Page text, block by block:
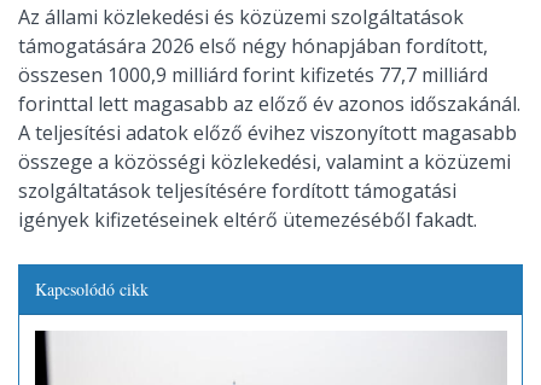
Az állami közlekedési és közüzemi szolgáltatások
támogatására 2026 első négy hónapjában fordított,
összesen 1000,9 milliárd forint kifizetés 77,7 milliárd
forinttal lett magasabb az előző év azonos időszakánál.
A teljesítési adatok előző évihez viszonyított magasabb
összege a közösségi közlekedési, valamint a közüzemi
szolgáltatások teljesítésére fordított támogatási
igények kifizetéseinek eltérő ütemezéséből fakadt.
Kapcsolódó cikk